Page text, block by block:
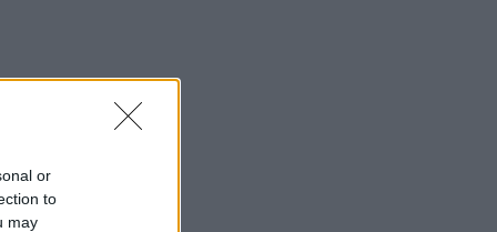
or
to
may